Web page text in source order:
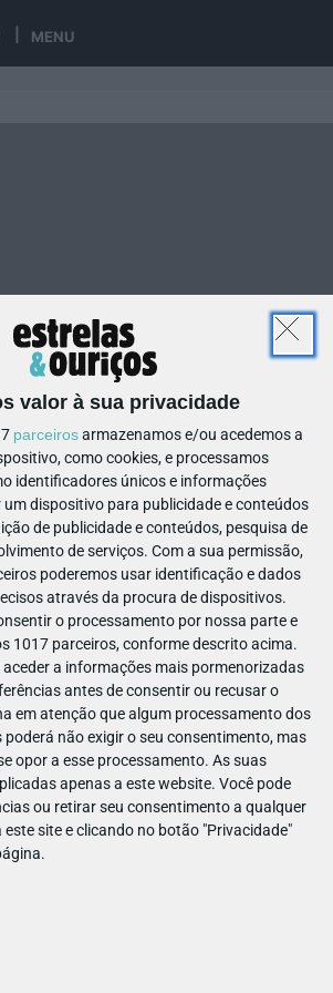
MENU
valor à sua privacidade
parceirosarmazenamos e/ou acedemos a
como cookies, e processamos
identificadores únicos e informações
dispositivo para publicidade e conteúdos
de publicidade e conteúdos, pesquisa de
de serviços. Com a sua permissão,
poderemos usar identificação e dados
através da procura de dispositivos.
o processamento por nossa parte e
1017 parceiros, conforme descrito acima.
a informações mais pormenorizadas
antes de consentir ou recusar o
em atenção que algum processamento dos
poderá não exigir o seu consentimento, mas
opor a esse processamento. As suas
apenas a este website. Você pode
ou retirar seu consentimento a qualquer
site e clicando no botão "Privacidade"
10